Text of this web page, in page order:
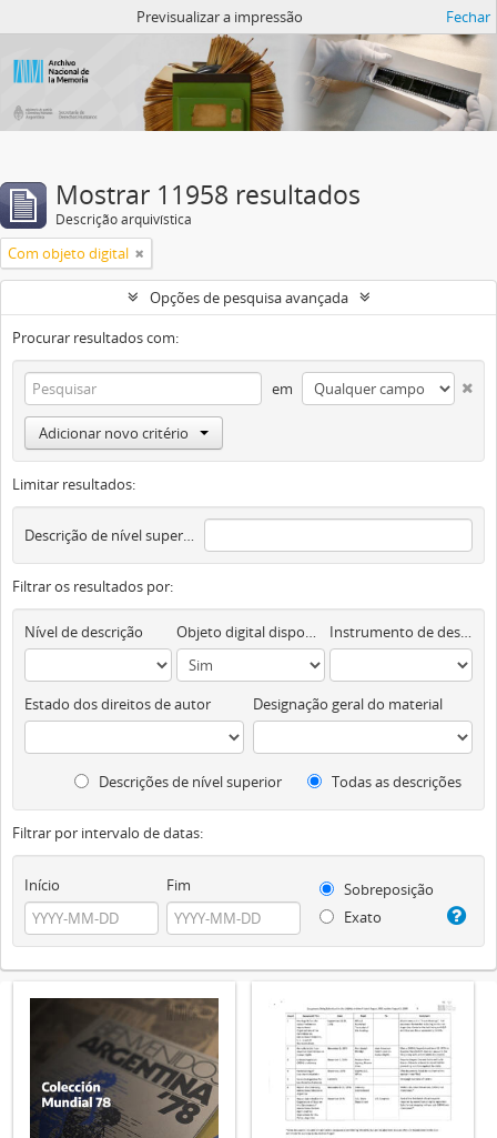
Previsualizar a impressão Fechar
Mostrar 11958 resultados
Descrição arquivística
Com objeto digital
Opções de pesquisa avançada
Procurar resultados com:
em
Adicionar novo critério
Limitar resultados:
Descrição de nível superior
Filtrar os resultados por:
Nível de descrição Objeto digital disponível Instrumento de descrição documental
Estado dos direitos de autor Designação geral do material
Descrições de nível superior Todas as descrições
Filtrar por intervalo de datas:
Início Fim
Sobreposição
Exato